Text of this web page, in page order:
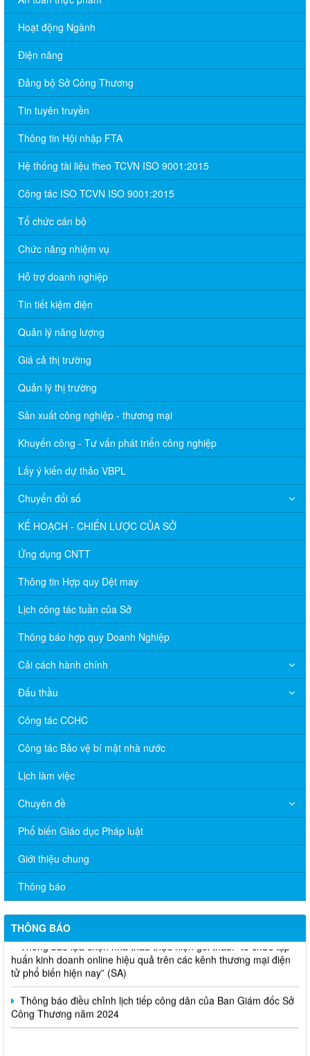
Hoạt động Ngành
Điện năng
Đảng bộ Sở Công Thương
Tin tuyên truyền
Thông tin Hội nhập FTA
Hệ thống tài liệu theo TCVN ISO 9001:2015
Công tác ISO TCVN ISO 9001:2015
Tổ chức cán bộ
Chức năng nhiệm vụ
Hỗ trợ doanh nghiệp
Tin tiết kiệm điện
Quản lý năng lượng
Giá cả thị trường
Quản lý thị trường
Sản xuất công nghiệp - thương mại
Khuyến công - Tư vấn phát triển công nghiệp
Lấy ý kiến dự thảo VBPL
Chuyển đổi số
KẾ HOẠCH - CHIẾN LƯỢC CỦA SỞ
Ứng dụng CNTT
Thông tin Hợp quy Dệt may
Lịch công tác tuần của Sở
Thông báo hợp quy Doanh Nghiệp
Cải cách hành chính
Đấu thầu
Công tác CCHC
Công tác Bảo vệ bí mật nhà nước
Lịch làm việc
Chuyên đề
Phổ biến Giáo dục Pháp luật
Giới thiệu chung
Thông báo
THÔNG BÁO
V/v đề nghị báo cáo hệ thống phân phối, nhãn hiệu hàng hóa
và hoạt động mua bán khí trên địa bàn tỉnh năm 2025 (nhắc lần
2).
Thông báo bán thanh lý tài sản công theo hình thức chỉ định
Thông báo lựa chọn nhà thầu thực hiện gói thầu: “tổ chức tập
huấn kinh doanh online hiệu quả trên các kênh thương mại điện
tử phổ biến hiện nay” (SA)
Thông báo điều chỉnh lịch tiếp công dân của Ban Giám đốc Sở
Công Thương năm 2024